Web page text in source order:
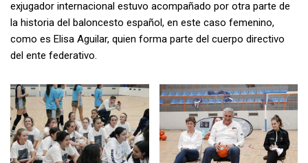
exjugador internacional estuvo acompañado por otra parte de
la historia del baloncesto español, en este caso femenino,
como es Elisa Aguilar, quien forma parte del cuerpo directivo
del ente federativo.